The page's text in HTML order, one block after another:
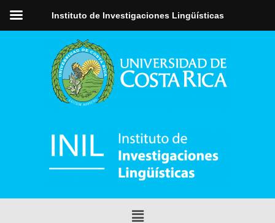
Instituto de Investigaciones Lingüísticas